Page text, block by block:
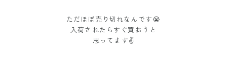
ただほぼ売り切れなんです😭
入荷されたらすぐ買おうと
思ってます✌️